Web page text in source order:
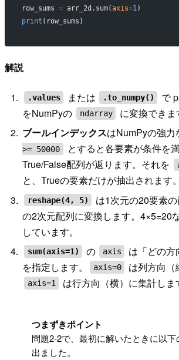
row_sums = arr_2d.sum(axis=1)
print (row_sums)
解説
.values または .to_numpy() で
をNumPyの ndarray
に変換できま
ブールインデックスはNumPyの強力
>= 50000
とすると各要素が条件を
True/False配列が返ります。それを
と、Trueの要素だけが抽出されます。
reshape(4, 5)
は1次元の20要素の
の2次元配列に変換します。4×5=20
しています。
sum(axis=1) の axis
は「どの方
を指定します。
axis=0 は列方向（
axis=1 は行方向（横）に集計しま
つまずきポイント
問題2-2で、最初に解いたときに以
出ました。